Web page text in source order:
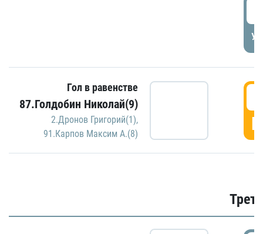
Гол в равенстве
87.Голдобин Николай(9)
2.Дронов Григорий(1),
91.Карпов Максим А.(8)